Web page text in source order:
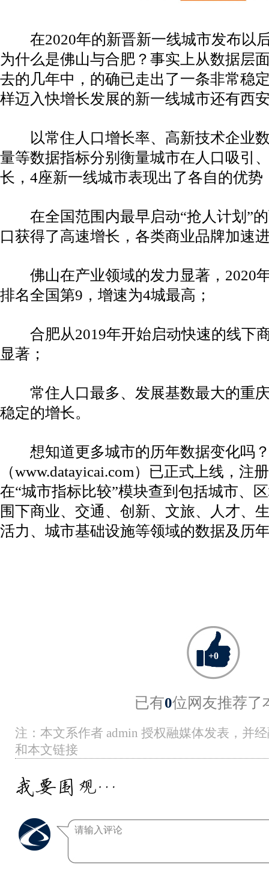
在2020年的新晋新一线城市发布以
为什么是佛山与合肥？事实上从数据层
去的几年中，的确已走出了一条非常稳
样迈入快增长发展的新一线城市还有西
以常住人口增长率、高新技术企业数
量等数据指标分别衡量城市在人口吸引
长，4座新一线城市表现出了各自的优势
在全国范围内最早启动“抢人计划”的
口获得了高速增长，各类商业品牌加速
佛山在产业领域的发力显著，2020
排名全国第9，增速为4城最高；
合肥从2019年开始启动快速的线下
显著；
常住人口最多、发展基数最大的重庆
稳定的增长。
想知道更多城市的历年数据变化吗
（www.datayicai.com）已正式上线，注
在“城市指标比较”模块查到包括城市、
围下商业、交通、创新、文旅、人才、
活力、城市基础设施等领域的数据及历
+0
已有0位网友推荐了
注：本文系作者 admin 授权融媒体发表，并
和本文链接
我要围观…